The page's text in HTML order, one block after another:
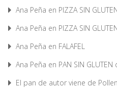
Ana Peña en PIZZA SIN
Ana Peña en PIZZA SIN
Ana Peña en FALAFEL
Ana Peña en PAN SIN
El pan de autor viene de